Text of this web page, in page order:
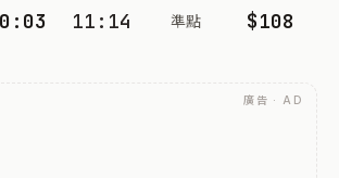
11:14 準點 $108
廣告 · AD